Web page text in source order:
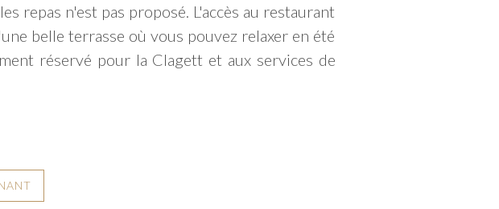
repas n'est pas proposé. L'accès au restaurant
belle terrasse où vous pouvez relaxer en été
réservé pour la Clagett et aux services de